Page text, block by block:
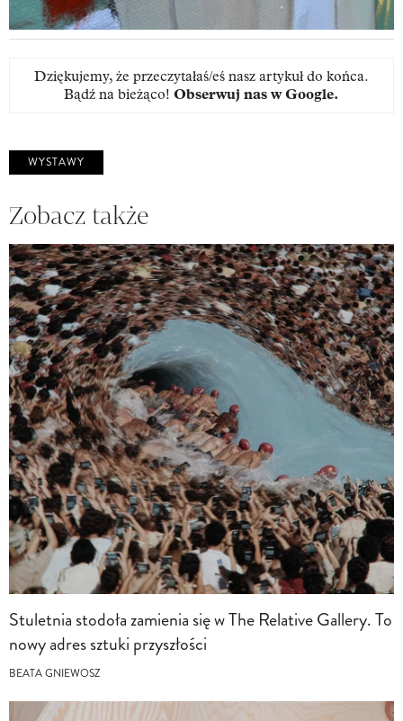
Dziękujemy, że przeczytałaś/eś nasz artykuł do końca.
Bądź na bieżąco! Obserwuj nas w Google.
WYSTAWY
Zobacz także
Stuletnia stodoła zamienia się w The Relative Gallery. To
nowy adres sztuki przyszłości
BEATA GNIEWOSZ